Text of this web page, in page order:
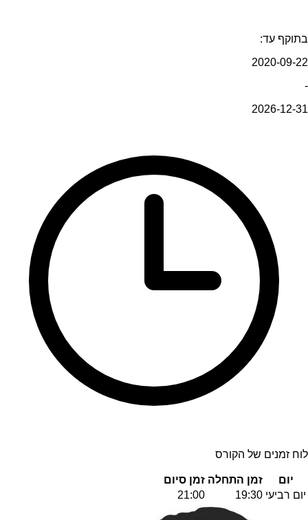
בתוקף עד:
2020-09-22
-
2026-12-31
לוח זמנים של הקורס
יום זמן התחלה זמן סיום
יום רביעי 19:30
21:00